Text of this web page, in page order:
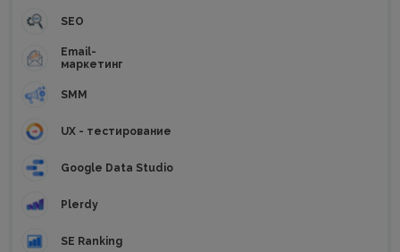
SEO
Email-
маркетинг
SMM
UX - тестирование
Google Data Studio
Plerdy
SE Ranking